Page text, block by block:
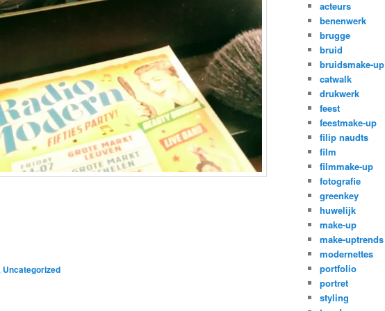
Uncategorized
acteurs
benenwerk
brugge
bruid
bruidsmake-up
catwalk
drukwerk
feest
feestmake-up
filip naudts
film
filmmake-up
fotografie
greenkey
huwelijk
make-up
make-uptrends
modernettes
portfolio
portret
styling